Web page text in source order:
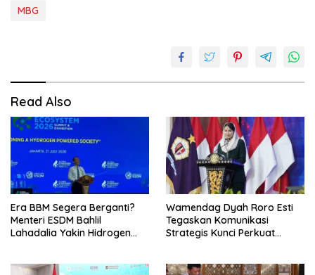
MBG
Read Also
Era BBM Segera Berganti?
Menteri ESDM Bahlil
Lahadalia Yakin Hidrogen
Wamendag Dyah Roro Esti
Tegaskan Komunikasi
Strategis Kunci Perkuat